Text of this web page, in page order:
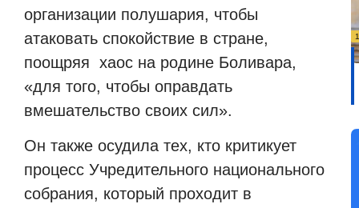
организации полушария, чтобы
атаковать спокойствие в стране,
поощряя хаос на родине Боливара,
«для того, чтобы оправдать
вмешательство своих сил».
Он также осудила тех, кто критикует
процесс Учредительного национального
собрания, который проходит в